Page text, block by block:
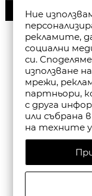
30%Ние
рекламите,
социални
си.
използване
мрежи,
партньори,
с друга
или събрана
на техните